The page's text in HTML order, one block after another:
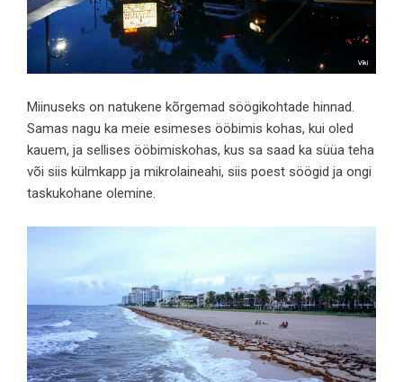
Miinuseks on natukene kõrgemad söögikohtade hinnad.
Samas nagu ka meie esimeses ööbimis kohas, kui oled
kauem, ja sellises ööbimiskohas, kus sa saad ka süüa teha
või siis külmkapp ja mikrolaineahi, siis poest söögid ja ongi
taskukohane olemine.